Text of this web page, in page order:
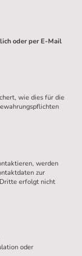
oder per E-Mail
wie dies für die
werden
zur
erfolgt nicht
oder